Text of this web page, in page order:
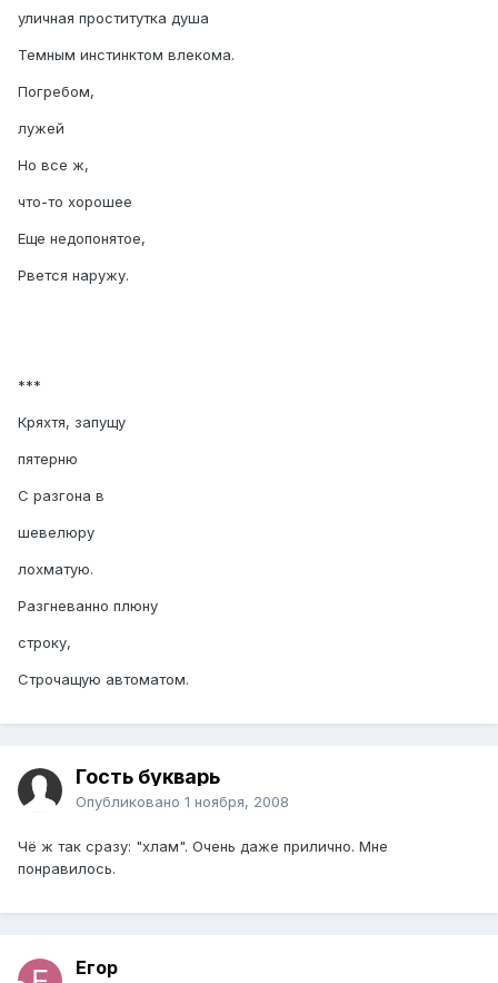
уличная проститутка душа
Темным инстинктом влекома.
Погребом,
лужей
Но все ж,
что-то хорошее
Еще недопонятое,
Рвется наружу.
***
Кряхтя, запущу
пятерню
С разгона в
шевелюру
лохматую.
Разгневанно плюну
строку,
Строчащую автоматом.
Гость букварь
Опубликовано 1 ноября, 2008
Чё ж так сразу: "хлам". Очень даже прилично. Мне
понравилось.
Егор